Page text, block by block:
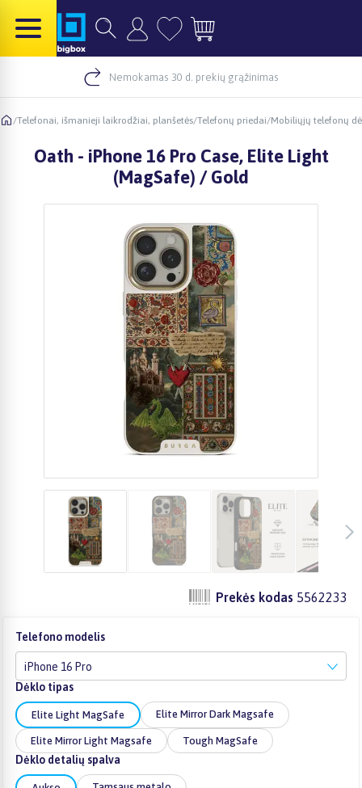
Nemokamas 30 d. prekių grąžinimas
/Telefonai, išmanieji laikrodžiai, planšetės/Telefonų priedai/Mobiliųjų telefonų
Oath - iPhone 16 Pro Case, Elite Light
(MagSafe) / Gold
Prekės kodas 5562233
Telefono modelis
iPhone 16 Pro
Dėklo tipas
Elite Light MagSafe Elite Mirror Dark Magsafe
Elite Mirror Light Magsafe Tough MagSafe
Dėklo detalių spalva